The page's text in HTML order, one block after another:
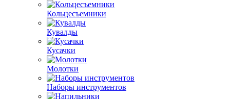
Кольцесъемники
Кувалды
Кусачки
Молотки
Наборы инструментов